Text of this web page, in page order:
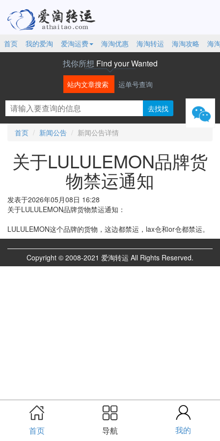
首页 我的爱淘 爱淘运费 海淘优惠 海淘转运 海淘攻略 海
找你所想 Find your Wanted
站内文章搜索 运单号查询
首页 新闻公告 新闻公告详情
关于LULULEMON品牌货
物禁运通知
发表于2026年05月08日 16:28
关于LULULEMON品牌货物禁运通知：
LULULEMON这个品牌的货物，这边都禁运，lax仓和or仓都禁运。
Copyright © 2008-2021 爱淘转运 All Rights Reserved.
首页 导航 我的